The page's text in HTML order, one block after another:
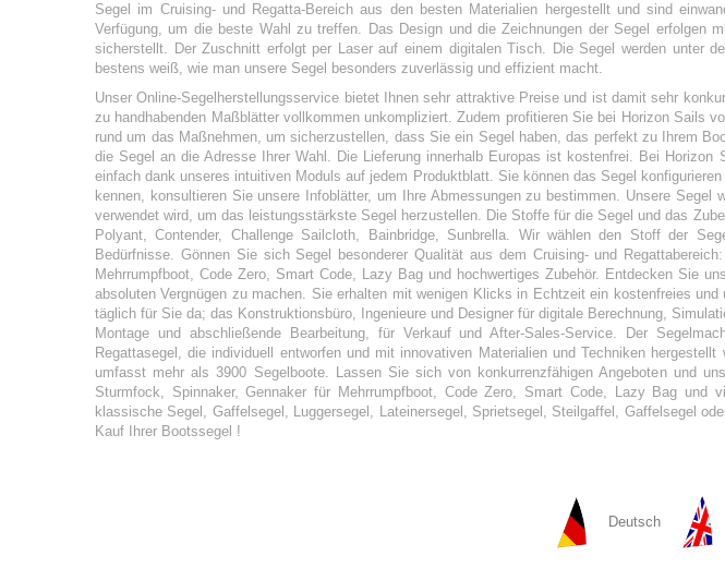
Segel im Cruising- und Regatta-Bereich aus den besten Materialien hergestellt und sind
Verfügung, um die beste Wahl zu treffen. Das Design und die Zeichnungen der Segel erfolgen
sicherstellt. Der Zuschnitt erfolgt per Laser auf einem digitalen Tisch. Die Segel werden unter
bestens weiß, wie man unsere Segel besonders zuverlässig und effizient macht.
Unser Online-Segelherstellungsservice bietet Ihnen sehr attraktive Preise und ist damit sehr
zu handhabenden Maßblätter vollkommen unkompliziert. Zudem profitieren Sie bei Horizon Sails
rund um das Maßnehmen, um sicherzustellen, dass Sie ein Segel haben, das perfekt zu Ihrem
die Segel an die Adresse Ihrer Wahl. Die Lieferung innerhalb Europas ist kostenfrei. Bei
einfach dank unseres intuitiven Moduls auf jedem Produktblatt. Sie können das Segel
kennen, konsultieren Sie unsere Infoblätter, um Ihre Abmessungen zu bestimmen. Unsere
verwendet wird, um das leistungsstärkste Segel herzustellen. Die Stoffe für die Segel und das
Polyant, Contender, Challenge Sailcloth, Bainbridge, Sunbrella. Wir wählen den Stoff der
Bedürfnisse. Gönnen Sie sich Segel besonderer Qualität aus dem Cruising- und
Mehrrumpfboot, Code Zero, Smart Code, Lazy Bag und hochwertiges Zubehör. Entdecken Sie
absoluten Vergnügen zu machen. Sie erhalten mit wenigen Klicks in Echtzeit ein kostenfreies
täglich für Sie da; das Konstruktionsbüro, Ingenieure und Designer für digitale Berechnung,
Montage und abschließende Bearbeitung, für Verkauf und After-Sales-Service. Der
Regattasegel, die individuell entworfen und mit innovativen Materialien und Techniken
umfasst mehr als 3900 Segelboote. Lassen Sie sich von konkurrenzfähigen Angeboten und
Sturmfock, Spinnaker, Gennaker für Mehrrumpfboot, Code Zero, Smart Code, Lazy Bag
klassische Segel, Gaffelsegel, Luggersegel, Lateinersegel, Sprietsegel, Steilgaffel, Gaffelsegel
Kauf Ihrer Bootssegel !
Deutsch